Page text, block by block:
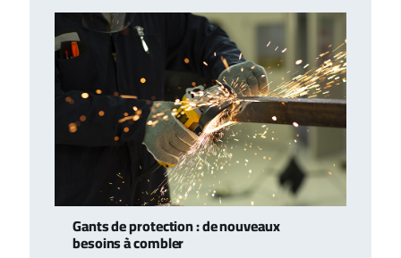
Gants de protection : de nouveaux
besoins à combler